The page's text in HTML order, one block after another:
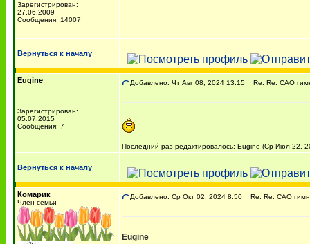
Зарегистрирован:
27.06.2009
Сообщения: 14007
Вернуться к началу
Eugine
Зарегистрирован:
05.07.2015
Сообщения: 7
Добавлено: Чт Авг 08, 2024 13:15 Re: Re: САО
Последний раз редактировалось: Eugine (Ср Июл 22,
Вернуться к началу
Комарик
Член семьи
Добавлено: Ср Окт 02, 2024 8:50 Re: Re: САО
Eugine